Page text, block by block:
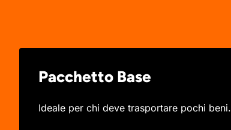
Pacchetto Base
Ideale per chi deve trasportare pochi beni.